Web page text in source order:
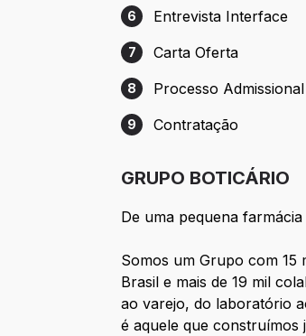
Etapa 6: Entrevista Interface
6 Entrevista Interface
Etapa 7: Carta Oferta
7 Carta Oferta
Etapa 8: Processo
8 Processo Admissional
Etapa 9: Contratação
9 Contratação
GRUPO BOTICÁRIO
De uma pequena
Somos um Grupo com 15
Brasil e mais de 19 mil
ao varejo, do laboratório
é aquele que